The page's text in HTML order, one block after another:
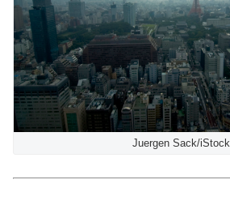
Juergen Sack/iStock